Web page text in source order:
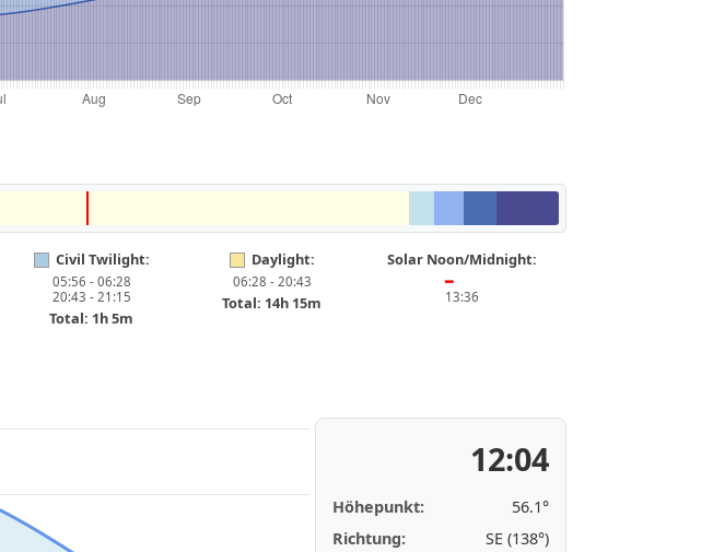
Civil Twilight:
05:56 - 06:28
20:43 - 21:15
Total: 1h 5m
Daylight:
06:28 - 20:43
Total: 14h 15m
Solar Noon/Midnight:
━
13:36
12:04
Höhepunkt:
56.1°
Richtung:
SE (138°)